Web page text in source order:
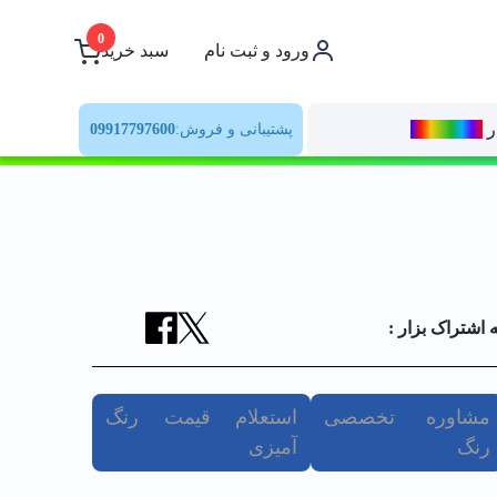
ورود و ثبت نام سبد خرید
0
پشتیبانی و فروش:09917797600
اشتراک بزار :
مشاوره تخصصی
رنگ
استعلام قیمت رنگ
آمیزی